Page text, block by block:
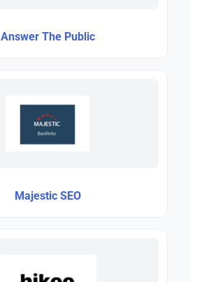
Answer The Public
Majestic SEO